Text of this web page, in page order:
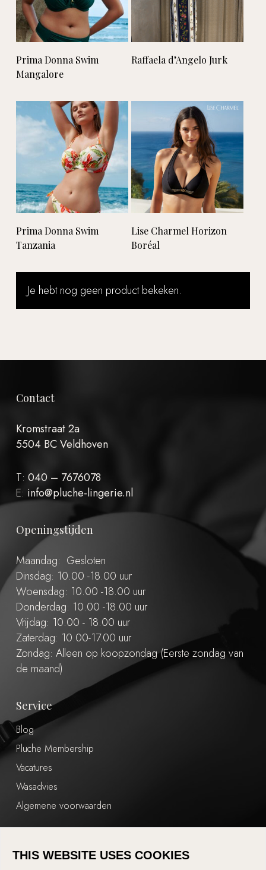
Go to shop
Lees verder
Prima Donna Swim
Mangalore
Lees verder
Raffaela d’Angelo Jurk
Lees verder
Prima Donna Swim
Tanzania
Lees verder
Lise Charmel Horizon
Boréal
Je hebt nog geen product bekeken.
Contact
Kromstraat 2a
5504 BC Veldhoven
T: 040 – 7676078
E: info@pluche-lingerie.nl
Openingstijden
Maandag: Gesloten
Dinsdag: 10.00 -18.00 uur
Woensdag: 10.00 -18.00 uur
Donderdag: 10.00 -18.00 uur
Vrijdag: 10.00 - 18.00 uur
Zaterdag: 10.00-17.00 uur
Zondag: Alleen op koopzondag (Eerste zondag van
de maand)
Service
Blog
Pluche Membership
Vacatures
Wasadvies
Algemene voorwaarden
THIS WEBSITE USES COOKIES